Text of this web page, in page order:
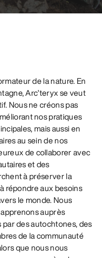
de la nature. En
Arc’teryx se veut
Nous ne créons pas
nos pratiques
mais aussi en
au sein de nos
de collaborer avec
et des
à préserver la
répondre aux besoins
le monde. Nous
auprès
par des autochtones, des
de la communauté
que nous nous